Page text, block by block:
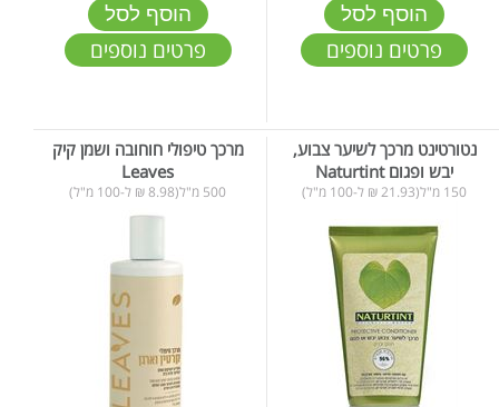
הוסף לסל
פרטים נוספים
הוסף לסל
פרטים נוספים
נטורטינט מרכך לשיער צבוע,
יבש ופגום Naturtint
150 מ"ל(21.93 ₪ ל-100 מ"ל)
מרכך טיפולי חוחובה ושמן קיק
Leaves
500 מ"ל(8.98 ₪ ל-100 מ"ל)